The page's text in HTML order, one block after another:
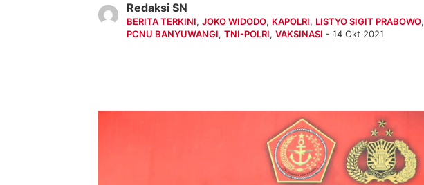
Redaksi SN
BERITA TERKINI,JOKO WIDODO, KAPOLRI, LISTYO SIGIT PRABOWO,
PCNU BANYUWANGI,TNI-POLRI,VAKSINASI - 14 Okt 2021